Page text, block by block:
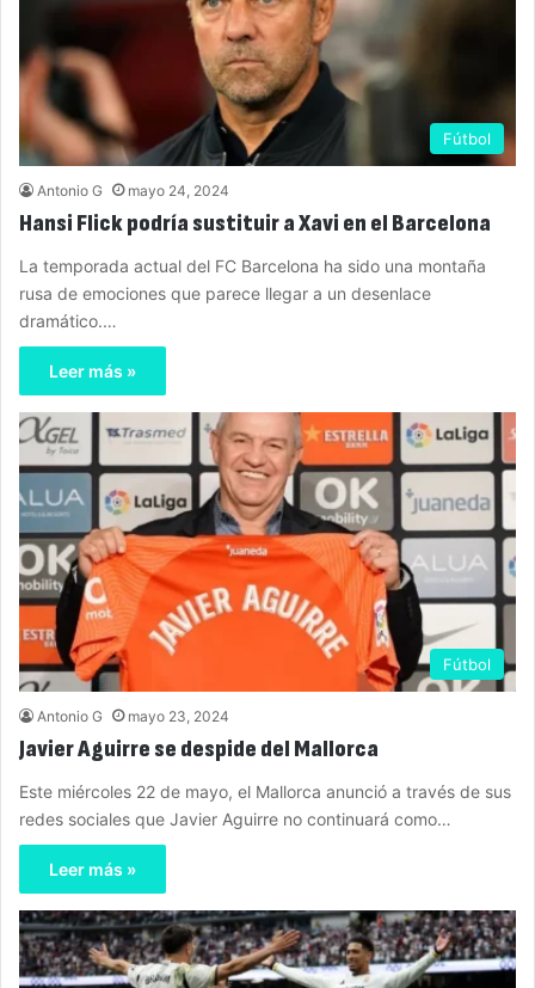
Fútbol
Antonio G mayo 24, 2024
Hansi Flick podría sustituir a Xavi en el Barcelona
La temporada actual del FC Barcelona ha sido una montaña
rusa de emociones que parece llegar a un desenlace
dramático.…
Leer más »
Fútbol
Antonio G mayo 23, 2024
Javier Aguirre se despide del Mallorca
Este miércoles 22 de mayo, el Mallorca anunció a través de sus
redes sociales que Javier Aguirre no continuará como…
Leer más »